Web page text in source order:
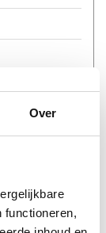
Over
functioneren,